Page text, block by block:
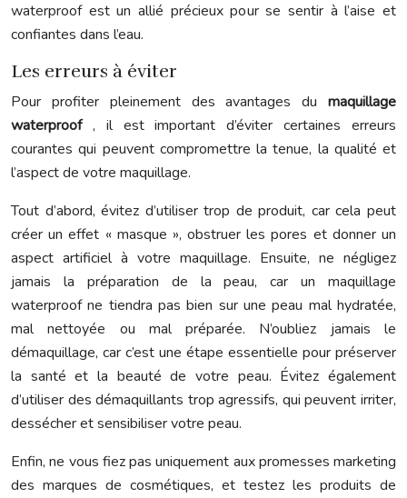
waterproof est un allié précieux pour se sentir à l’aise et
confiantes dans l’eau.
Les erreurs à éviter
Pour profiter pleinement des avantages du maquillage
waterproof , il est important d’éviter certaines erreurs
courantes qui peuvent compromettre la tenue, la qualité et
l’aspect de votre maquillage.
Tout d’abord, évitez d’utiliser trop de produit, car cela peut
créer un effet « masque », obstruer les pores et donner un
aspect artificiel à votre maquillage. Ensuite, ne négligez
jamais la préparation de la peau, car un maquillage
waterproof ne tiendra pas bien sur une peau mal hydratée,
mal nettoyée ou mal préparée. N’oubliez jamais le
démaquillage, car c’est une étape essentielle pour préserver
la santé et la beauté de votre peau. Évitez également
d’utiliser des démaquillants trop agressifs, qui peuvent irriter,
dessécher et sensibiliser votre peau.
Enfin, ne vous fiez pas uniquement aux promesses marketing
des marques de cosmétiques, et testez les produits de